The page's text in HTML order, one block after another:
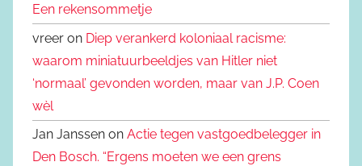
Een rekensommetje
vreer on Diep verankerd koloniaal racisme:
waarom miniatuurbeeldjes van Hitler niet
‘normaal’ gevonden worden, maar van J.P. Coen
wèl
Jan Janssen on Actie tegen vastgoedbelegger in
Den Bosch. “Ergens moeten we een grens